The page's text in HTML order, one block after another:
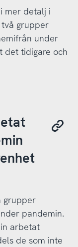
mer detalj i
två grupper
under
det tidigare och
grupper
pandemin.
arbetat
de som inte